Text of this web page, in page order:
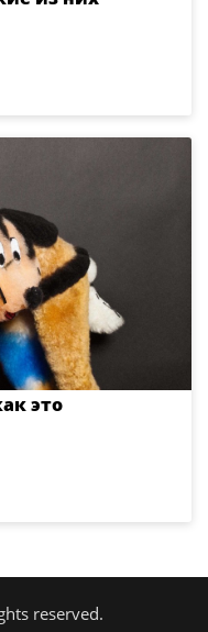
это
reserved.